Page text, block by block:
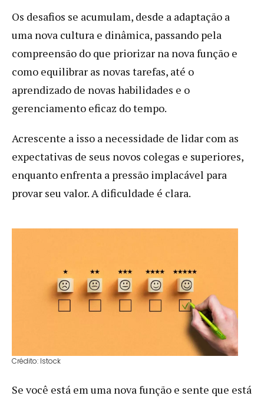
Os desafios se acumulam, desde a adaptação a
uma nova cultura e dinâmica, passando pela
compreensão do que priorizar na nova função e
como equilibrar as novas tarefas, até o
aprendizado de novas habilidades e o
gerenciamento eficaz do tempo.
Acrescente a isso a necessidade de lidar com as
expectativas de seus novos colegas e superiores,
enquanto enfrenta a pressão implacável para
provar seu valor. A dificuldade é clara.
Crédito: Istock
Se você está em uma nova função e sente que está